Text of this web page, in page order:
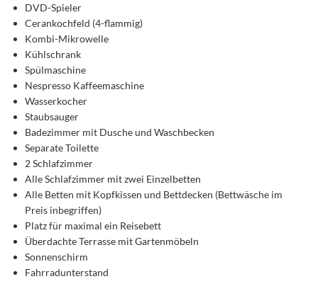
DVD-Spieler
Cerankochfeld (4-flammig)
Kombi-Mikrowelle
Kühlschrank
Spülmaschine
Nespresso Kaffeemaschine
Wasserkocher
Staubsauger
Badezimmer mit Dusche und Waschbecken
Separate Toilette
2 Schlafzimmer
Alle Schlafzimmer mit zwei Einzelbetten
Alle Betten mit Kopfkissen und Bettdecken (Bettwäsche im
Preis inbegriffen)
Platz für maximal ein Reisebett
Überdachte Terrasse mit Gartenmöbeln
Sonnenschirm
Fahrradunterstand